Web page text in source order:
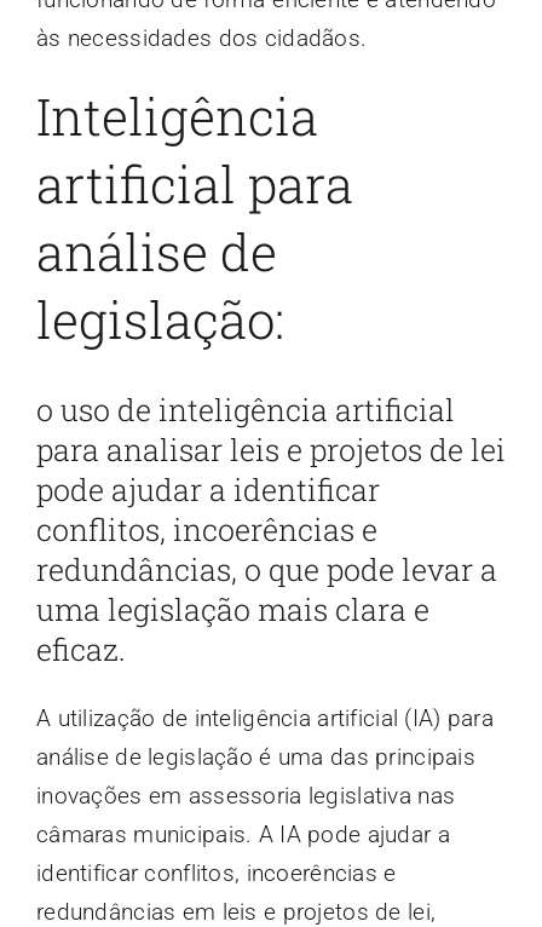
às necessidades dos cidadãos.
Inteligência
artificial para
análise de
legislação:
o uso de inteligência artificial
para analisar leis e projetos de lei
pode ajudar a identificar
conflitos, incoerências e
redundâncias, o que pode levar a
uma legislação mais clara e
eficaz.
A utilização de inteligência artificial (IA) para
análise de legislação é uma das principais
inovações em assessoria legislativa nas
câmaras municipais. A IA pode ajudar a
identificar conflitos, incoerências e
redundâncias em leis e projetos de lei,